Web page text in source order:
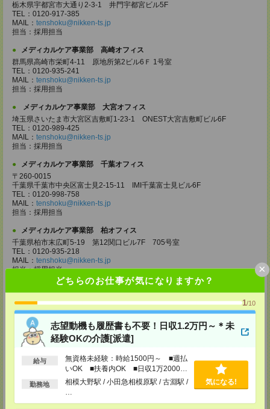
どちらのお仕事が気になりますか？
1/10
志望動機も履歴書も不要！日収1.2万円～＊未
経験OKの介護[派遣]
給与
無資格未経験：時給1500円～ ■週払
いOK ■扶養内OK ■日収1万2000円
以上
勤務地
相模大野駅 / 小田急相模原駅 / 古淵駅 /
気になる!
×
栃木県宇都宮市大通り2-3-1 井門宇都宮ビル5F
TEL：0120-917-385
MAIL： tenshoku@nikken-ts.jp
担当：採用担当
メディカルケア事業部 高崎オフィス
群馬県高崎市栄町4-11 原地所第2ビル6Ｆ 1号室
TEL：0120-935-241
MAIL： tenshoku@nikken-ts.jp
担当：採用担当
メディカルケア事業部 大宮オフィス
埼玉県さいたま市大宮区吉敷町1-23-1 ONEST大宮吉敷町ビル6F
TEL：0120-989-425
MAIL： tenshoku@nikken-ts.jp
担当：採用担当
メディカルケア事業部 千葉オフィス
〒260-0015
千葉県千葉市中央区富士見2-15-11 IMI千葉富士見ビル6F
TEL：0120-998-758
MAIL： tenshoku@nikken-ts.jp
担当：採用担当
メディカルケア事業部 柏オフィス
千葉県柏市末広町5-19 第12関口ビル7F 705号室
TEL：0120-935-218
MAIL： tenshoku@nikken-ts.jp
担当：採用担当
メディカルケア事業部 新宿オフィス
東京都新宿区新宿2-3-10 新宿御苑ビル6階
TEL：0120-457-235
MAIL：tenshoku@nikken-ts.jp
担当：採用担当
メディカルケア事業部 立川事業所
東京都立川市錦町1-12-14
TEL：0120-934-200
tenshoku@nikken-ts.jp
担当：採用担当
メディカルケア事業部 町田オフィス